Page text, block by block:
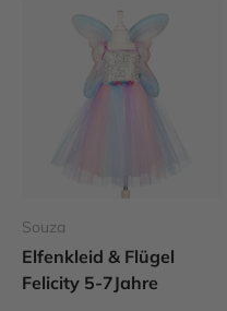
Souza
Elfenkleid & Flügel
Felicity 5-7Jahre